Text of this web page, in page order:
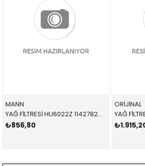
MANN
YAĞ FİLTRESİ HU6022Z 11427826799 11428583898 F15 F20 F21 F22 F23 F26 F30 F31 F32 F33 F34 F36 G0 3.0 4.0 M2 2017-2019
₺856,80
ORİJİNAL